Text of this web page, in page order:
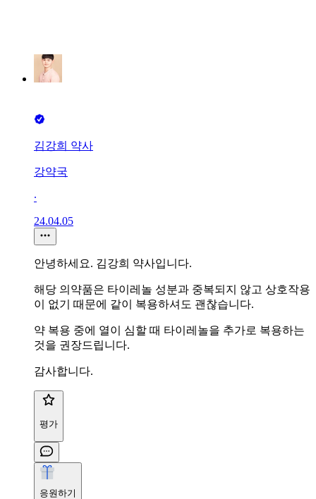
김강희 약사
강약국
∙
24.04.05
안녕하세요. 김강희 약사입니다.
해당 의약품은 타이레놀 성분과 중복되지 않고 상호작용
이 없기 때문에 같이 복용하셔도 괜찮습니다.
약 복용 중에 열이 심할 때 타이레놀을 추가로 복용하는
것을 권장드립니다.
감사합니다.
평가
응원하기